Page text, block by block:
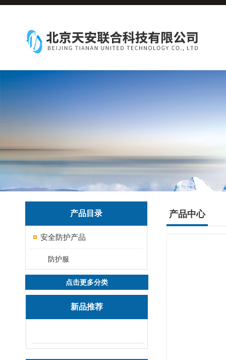
产品目录
安全防护产品
防护服
点击更多分类
新品推荐
产品中心